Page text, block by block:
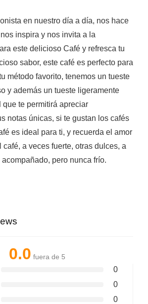
en nuestro día a día, nos hace
inspira y nos invita a la
este delicioso Café y refresca tu
sabor, este café es perfecto para
método favorito, tenemos un tueste
y además un tueste ligeramente
que te permitirá apreciar
notas únicas, si te gustan los cafés
es ideal para ti, y recuerda el amor
café, a veces fuerte, otras dulces, a
pero nunca frío.
0.0 fuera de 5
0
0
0